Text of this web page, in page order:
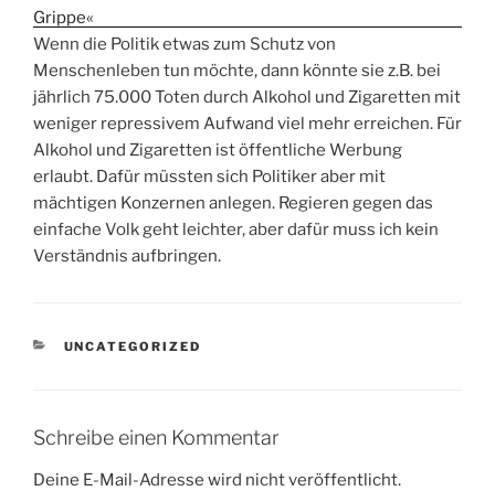
Wenn die Politik etwas zum Schutz von
Menschenleben tun möchte, dann könnte sie z.B. bei
jährlich 75.000 Toten durch Alkohol und Zigaretten mit
weniger repressivem Aufwand viel mehr erreichen. Für
Alkohol und Zigaretten ist öffentliche Werbung
erlaubt. Dafür müssten sich Politiker aber mit
mächtigen Konzernen anlegen. Regieren gegen das
einfache Volk geht leichter, aber dafür muss ich kein
Verständnis aufbringen.
KATEGORIEN
UNCATEGORIZED
Schreibe einen Kommentar
Deine E-Mail-Adresse wird nicht veröffentlicht.